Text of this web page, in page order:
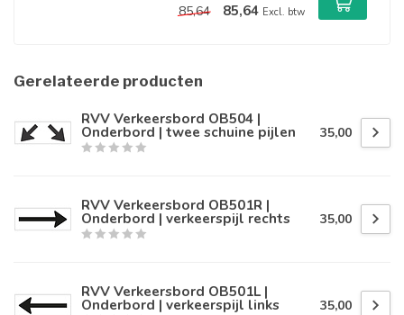
85,64
85,64 Excl. btw
Gerelateerde producten
RVV Verkeersbord OB504 |
Onderbord | twee schuine pijlen 35,00
RVV Verkeersbord OB501R |
Onderbord | verkeerspijl rechts 35,00
RVV Verkeersbord OB501L |
Onderbord | verkeerspijl links 35,00